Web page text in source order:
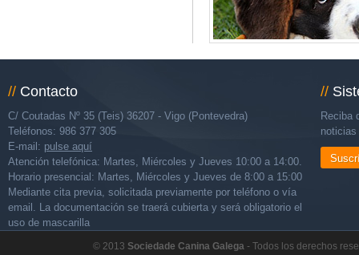
// Contacto
C/ Coutadas Nº 35 (Teis) 36207 - Vigo (Pontevedra)
Teléfonos: 986 377 305
E-mail: pulse aquí
Atención telefónica: Martes, Miércoles y Jueves 10:00 a 14:00.
Horario presencial: Martes, Miércoles y Jueves de 8:00 a 15:00
Mediante cita previa, solicitada previamente por teléfono o vía
email. La documentación se traerá cubierta y será obligatorio el
uso de mascarilla
//
Reciba
© 2013 Sociedade Canina Galega - Todos los derechos